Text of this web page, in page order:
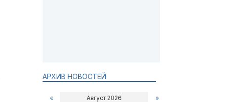
АРХИВ НОВОСТЕЙ
« Август 2026
»